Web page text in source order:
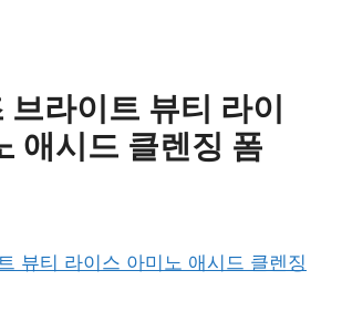
브라이트 뷰티 라이
애시드 클렌징 폼